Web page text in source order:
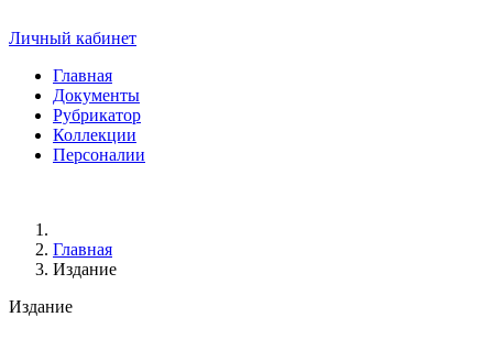
Личный кабинет
Главная
Документы
Рубрикатор
Коллекции
Персоналии
Главная
Издание
Издание